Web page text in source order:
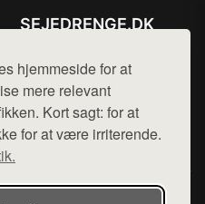
hjemmeside for at
mere relevant
Kort sagt: for at
for at være irriterende.
SEJEDRENGE.DK
Mail: hej@want.dk
Cookie- og privatlivspolitik